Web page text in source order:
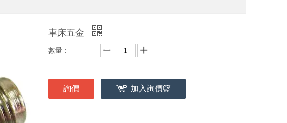
車床五金
數量：
詢價 加入詢價籃